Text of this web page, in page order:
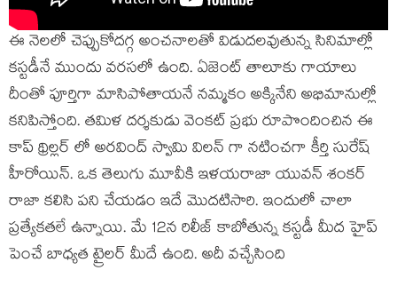
ఈ నెలలో చెప్పుకోదగ్గ అంచనాలతో విడుదలవుతున్న సినిమాల్లో
కస్టడీనే ముందు వరసలో ఉంది. ఏజెంట్ తాలూకు గాయాలు
దీంతో పూర్తిగా మాసిపోతాయనే నమ్మకం అక్కినేని అభిమానుల్లో
కనిపిస్తోంది. తమిళ దర్శకుడు వెంకట్ ప్రభు రూపొందించిన ఈ
కాప్ థ్రిల్లర్ లో అరవింద్ స్వామి విలన్ గా నటించగా కీర్తి సురేష్
హీరోయిన్. ఒక తెలుగు మూవీకి ఇళయరాజా యువన్ శంకర్
రాజా కలిసి పని చేయడం ఇదే మొదటిసారి. ఇందులో చాలా
ప్రత్యేకతలే ఉన్నాయి. మే 12న రిలీజ్ కాబోతున్న కస్టడీ మీద హైప్
పెంచే బాధ్యత ట్రైలర్ మీదే ఉంది. అదీ వచ్చేసింది